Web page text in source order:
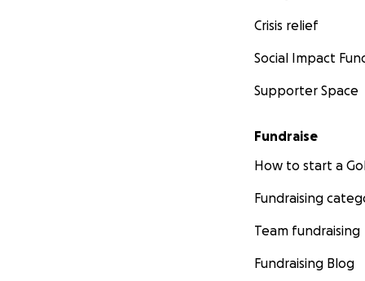
Crisis relief
Social Impact
Supporter Space
Fundraise
How to start a
Fundraising
Team fundraising
Fundraising Blog